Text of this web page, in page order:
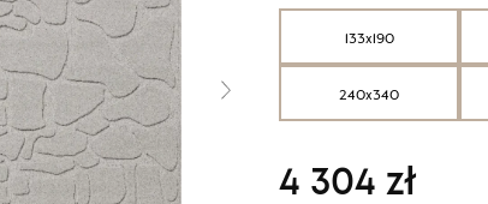
133x190
240x340
4 304 zł